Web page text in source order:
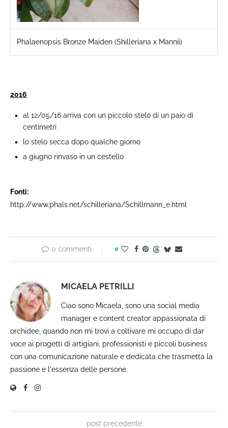
Phalaenopsis Bronze Maiden (Shilleriana x Mannii)
2016
al 12/05/16 arriva con un piccolo stelo di un paio di
centimetri
lo stelo secca dopo qualche giorno
a giugno rinvaso in un cestello
Fonti: ​
http://www.phals.net/schilleriana/Schillmann_e.html
0 commenti 0
MICAELA PETRILLI
Ciao sono Micaela, sono una social media
manager e content creator appassionata di
orchidee, quando non mi trovi a coltivare mi occupo di dar
voce ai progetti di artigiani, professionisti e piccoli business
con una comunicazione naturale e dedicata che trasmetta la
passione e l'essenza delle persone.
post precedente